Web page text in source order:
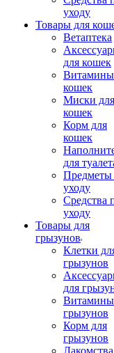
уходу
Товары для
Ветаптека
для кошек
Витамины
кошек
Миски для
кошек
Корм для
кошек
для
Предметы
уходу
Средства
уходу
Товары для
грызунов
Клетки
грызунов
для
Витамины
грызунов
Корм для
грызунов